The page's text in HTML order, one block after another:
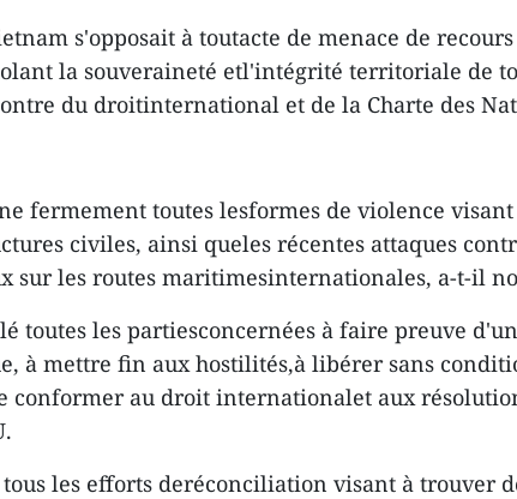
s'opposait à toutacte de menace de recours
la souveraineté etl'intégrité territoriale de
du droitinternational et de la Charte des
fermement toutes lesformes de violence
civiles, ainsi queles récentes attaques
sur les routes maritimesinternationales, a-t-il
toutes les partiesconcernées à faire preuve d'un
à mettre fin aux hostilités,à libérer sans
conformer au droit internationalet aux
les efforts deréconciliation visant à trouver